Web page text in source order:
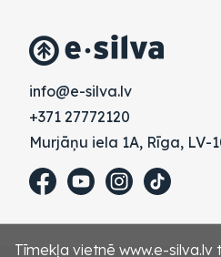
vl.avlis-e@ofni
+371 27772120
Murjāņu iela 1A, Rīga, LV-
Tīmekļa vietnē www.e-